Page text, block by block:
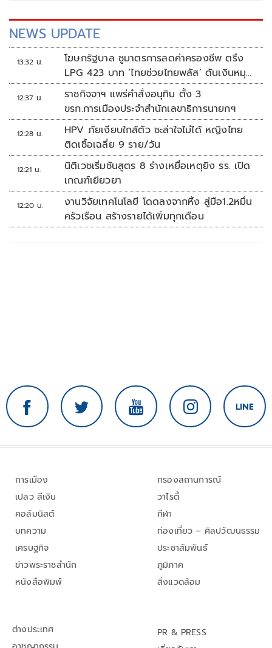
NEWS UPDATE
13:32 น.
โฆษกรัฐบาล ชูมาตรการลดค่าครองชีพ ตรึง
LPG 423 บาท ‘ไทยช่วยไทยพลัส’ ดันเงินหมุน
แสนล้าน
12:37 น.
ราชกิจจาฯ แพร่คำสั่งอนุทิน ตั้ง 3
ขรก.การเมืองประจำสำนักเลขาธิการนายกฯ
12:28 น.
HPV ภัยเงียบใกล้ตัว ชะล่าใจไม่ได้ หญิงไทย
ติดเชื้อเฉลี่ย 9 ราย/วัน
12:21 น.
นิติเวชเริ่มชันสูตร 8 ร่างเหยื่อเหตุยิง รร. เปิด
เกณฑ์เยียวยา
12:20 น.
งานวิจัยเทคโนโลยี โดดลงจากหิ้ง สู่มือ1.2หมื่น
ครัวเรือน สร้างรายได้เพิ่มทุกเดือน
การเมือง
เปลว สีเงิน
คอลัมนิสต์
บทความ
เศรษฐกิจ
ข่าวพระราชสำนัก
หนังสือพิมพ์
กรองสถานการณ์
วาไรตี้
กีฬา
ท่องเที่ยว – ศิลปวัฒนธรรม
ประชาสัมพันธ์
ภูมิภาค
สิ่งแวดล้อม
ต่างประเทศ
PR & PRESS